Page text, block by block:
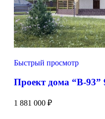
Быстрый просмотр
Проект дома “В-93”
1 881 000 ₽